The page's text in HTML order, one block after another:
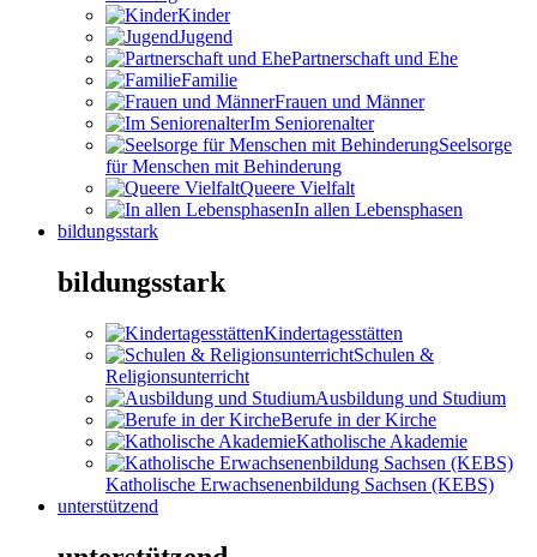
Kinder
Jugend
Partnerschaft und Ehe
Familie
Frauen und Männer
Im Seniorenalter
Seelsorge
für Menschen mit Behinderung
Queere Vielfalt
In allen Lebensphasen
bildungsstark
bildungsstark
Kindertagesstätten
Schulen &
Religionsunterricht
Ausbildung und Studium
Berufe in der Kirche
Katholische Akademie
Katholische Erwachsenenbildung Sachsen (KEBS)
unterstützend